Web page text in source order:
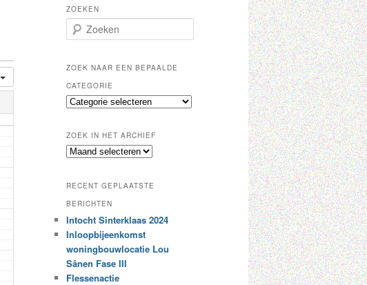
ZOEKEN
o
k
n
ZOEK NAAR EEN BEPAALDE
CATEGORIE
Z
k
n
e
e
n
b
e
ZOEK IN HET ARCHIEF
Z
k
i
n
h
t
a
r
RECENT GEPLAATSTE
BERICHTEN
Intocht Sinterklaas 2024
Inloopbijeenkomst
woningbouwlocatie Lou
Sânen Fase III
Flessenactie